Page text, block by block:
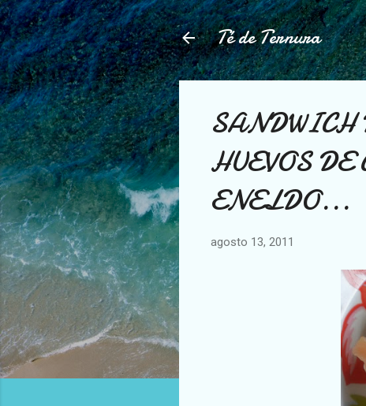
Té de Ternura
SANDWICH
HUEVOS
ENELDO...
agosto 13, 2011